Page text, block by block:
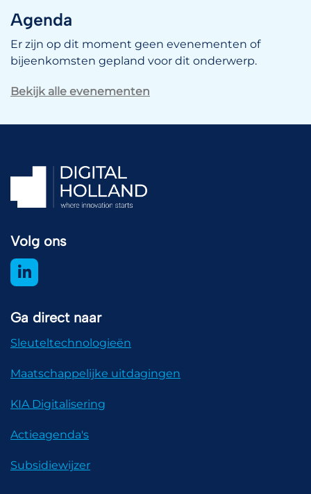
Agenda
Er zijn op dit moment geen evenementen of
bijeenkomsten gepland voor dit onderwerp.
Bekijk alle evenementen
Volg ons
Ga direct naar
Sleuteltechnologieën
Maatschappelijke uitdagingen
KIA Digitalisering
Actieagenda's
Subsidiewijzer